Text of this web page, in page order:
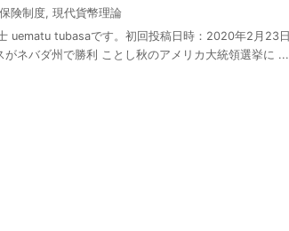
険制度, 現代貨幣理論
uematu tubasaです。初回投稿日時：2020年2月23日
がネバダ州で勝利 ことし秋のアメリカ大統領選挙に ...